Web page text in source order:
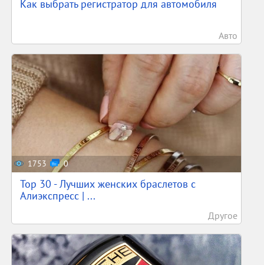
Как выбрать регистратор для автомобиля
Авто
1753 0
Top 30 - Лучших женских браслетов с
Алиэкспресс | ...
Другое